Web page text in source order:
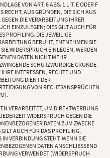
VON ART. 6 ABS. 1 LIT. E ODER F
RECHT, AUS GRÜNDEN, DIE SICH AUS
DIE VERARBEITUNG IHRER
EINZULEGEN; DIES GILT AUCH FÜR
PROFILING. DIE JEWEILIGE
BERUHT, ENTNEHMEN SIE
WIDERSPRUCH EINLEGEN, WERDEN
DATEN NICHT MEHR
SCHUTZWÜRDIGE GRÜNDE
INTERESSEN, RECHTE UND
DIENT DER
VON RECHTSANSPRÜCHEN
VERARBEITET, UM DIREKTWERBUNG
WIDERSPRUCH GEGEN DIE
DATEN ZUM ZWECKE
AUCH FÜR DAS PROFILING,
VERBINDUNG STEHT. WENN SIE
DATEN ANSCHLIESSEND
VERWENDET (WIDERSPRUCH